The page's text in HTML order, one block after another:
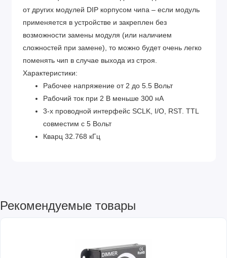
от других модулей DIP корпусом чипа – если модуль
применяется в устройстве и закреплен без
возможности замены модуля (или наличием
сложностей при замене), то можно будет очень легко
поменять чип в случае выхода из строя.
Характеристики:
Рабочее напряжение от 2 до 5.5 Вольт
Рабочий ток при 2 В меньше 300 нА
3-х проводной интерфейс SCLK, I/O, RST. TTL
совместим с 5 Вольт
Кварц 32.768 кГц
Рекомендуемые товары